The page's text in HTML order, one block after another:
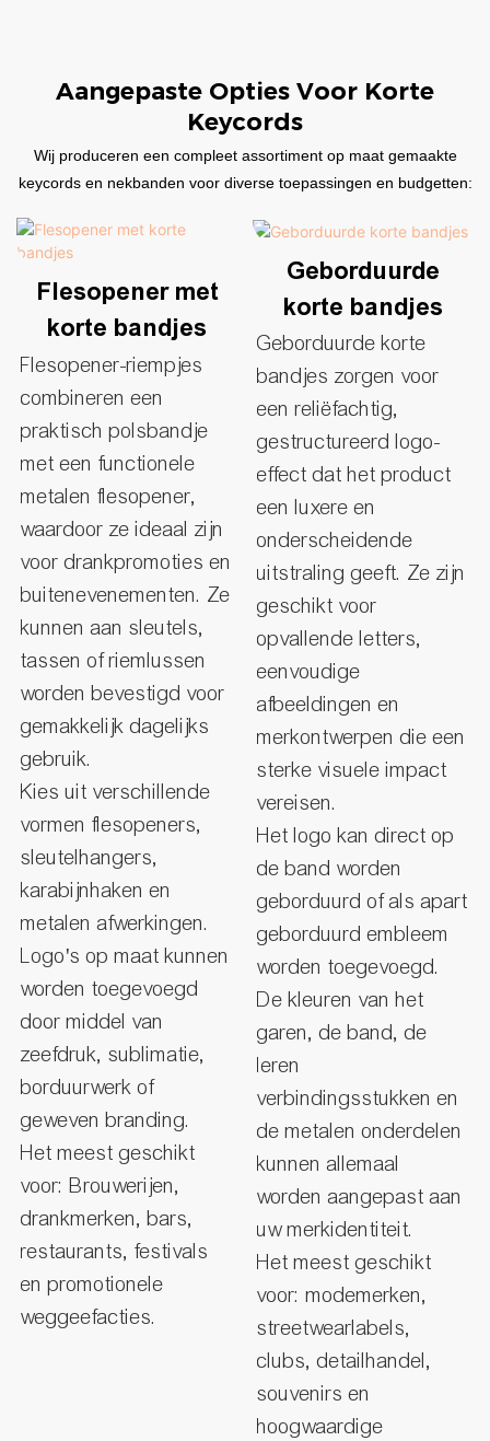
Aangepaste Opties Voor Korte
Keycords
Wij produceren een compleet assortiment op maat gemaakte
keycords en nekbanden voor diverse toepassingen en budgetten:
Flesopener met
korte bandjes
Flesopener-riempjes
combineren een
praktisch polsbandje
met een functionele
metalen flesopener,
waardoor ze ideaal zijn
voor drankpromoties en
buitenevenementen. Ze
kunnen aan sleutels,
tassen of riemlussen
worden bevestigd voor
gemakkelijk dagelijks
gebruik.
Kies uit verschillende
vormen flesopeners,
sleutelhangers,
karabijnhaken en
metalen afwerkingen.
Logo's op maat kunnen
worden toegevoegd
door middel van
zeefdruk, sublimatie,
borduurwerk of
geweven branding.
Het meest geschikt
voor: Brouwerijen,
drankmerken, bars,
restaurants, festivals
en promotionele
weggeefacties.
Geborduurde
korte bandjes
Geborduurde korte
bandjes zorgen voor
een reliëfachtig,
gestructureerd logo-
effect dat het product
een luxere en
onderscheidende
uitstraling geeft. Ze zijn
geschikt voor
opvallende letters,
eenvoudige
afbeeldingen en
merkontwerpen die een
sterke visuele impact
vereisen.
Het logo kan direct op
de band worden
geborduurd of als apart
geborduurd embleem
worden toegevoegd.
De kleuren van het
garen, de band, de
leren
verbindingsstukken en
de metalen onderdelen
kunnen allemaal
worden aangepast aan
uw merkidentiteit.
Het meest geschikt
voor: modemerken,
streetwearlabels,
clubs, detailhandel,
souvenirs en
hoogwaardige